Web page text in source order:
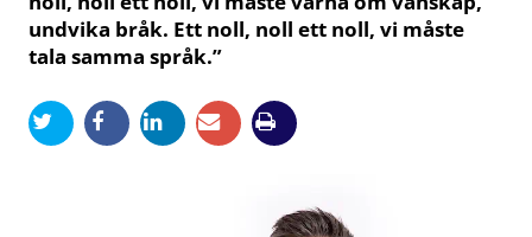
undvika bråk. Ett noll, noll ett noll, vi måste
tala samma språk.”